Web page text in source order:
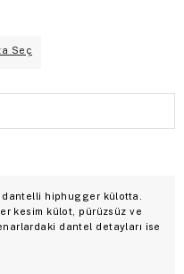
Seç
dantelli hiphugger külotta.
kesim külot, pürüzsüz ve
dantel detayları ise